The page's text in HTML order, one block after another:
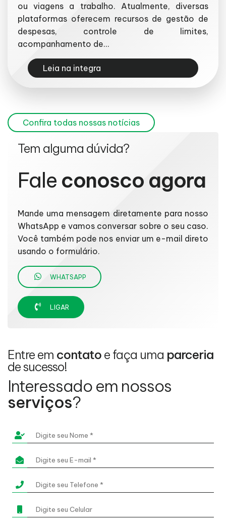
ou viagens a trabalho. Atualmente, diversas
plataformas oferecem recursos de gestão de
despesas, controle de limites,
acompanhamento de...
Leia na integra
Confira todas nossas notícias
Tem alguma dúvida?
Fale conosco agora
Mande uma mensagem diretamente para nosso
WhatsApp e vamos conversar sobre o seu caso.
Você também pode nos enviar um e-mail direto
usando o formulário.
WHATSAPP
LIGAR
Entre em contato e faça uma parceria
de sucesso!
Interessado em nossos
serviços?